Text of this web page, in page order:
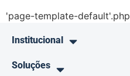
'page-template-default'.php
Institucional
Soluções